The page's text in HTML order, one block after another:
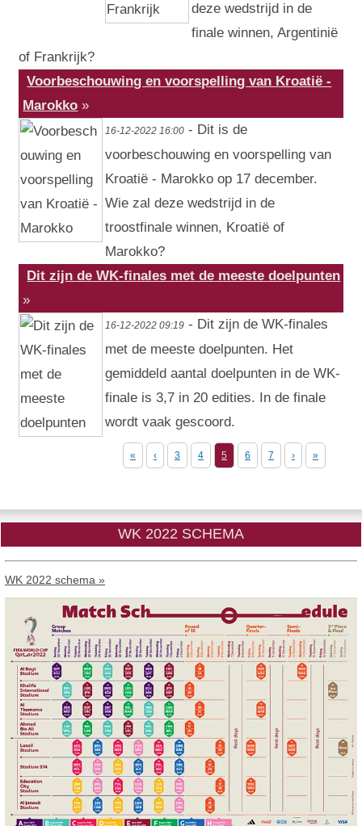
deze wedstrijd in de
finale winnen, Argentinië
of Frankrijk?
Voorbeschouwing en voorspelling van Kroatië -
Marokko »
16-12-2022 16:00 - Dit is de
voorbeschouwing en voorspelling van
Kroatië - Marokko op 17 december.
Wie zal deze wedstrijd in de
troostfinale winnen, Kroatië of
Marokko?
Dit zijn de WK-finales met de meeste doelpunten
»
16-12-2022 09:19 - Dit zijn de WK-finales
met de meeste doelpunten. Het
gemiddeld aantal doelpunten in de WK-
finale is 3,7 in 20 edities. In de finale
wordt vaak gescoord.
« ‹ 3 4 5 6 7 › »
WK 2022 SCHEMA
WK 2022 schema »